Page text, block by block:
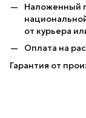
Наложенный
от курьера
Оплата на
Гарантия от